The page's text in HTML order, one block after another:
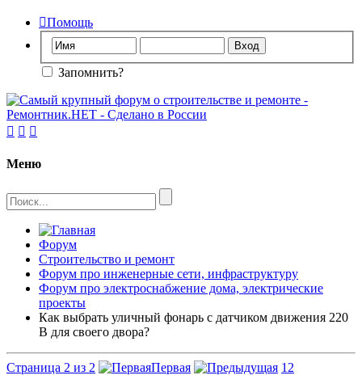
Помощь
Запомнить?
  
Меню
Форум
Строительство и ремонт
Форум про инженерные сети, инфраструктуру
Форум про электроснабжение дома, электрические
проекты
Как выбрать уличный фонарь с датчиком движения 220
В для своего двора?
Страница 2 из 2 Первая 1 2